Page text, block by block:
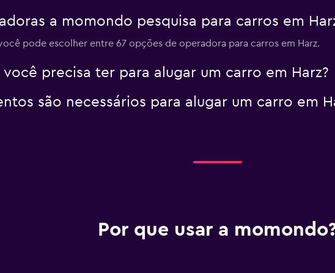
a momondo pesquisa para carros em
pode escolher entre 67 opções de operadora para carros em Harz.
você precisa ter para alugar um carro em Harz?
são necessários para alugar um carro em
Por que usar a